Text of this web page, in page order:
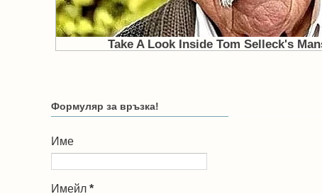
Формуляр за връзка!
Име
Имейл *